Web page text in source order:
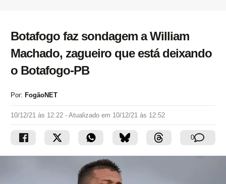
Botafogo faz sondagem a William
Machado, zagueiro que está deixando
o Botafogo-PB
Por: FogãoNET
10/12/21 às 12:22 - Atualizado em 10/12/21 às 12:52
0